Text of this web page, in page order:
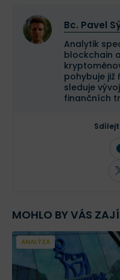
Bc. Pavel
Analytik
blockchain
pohybuje
sleduje
finančních
MOHLO BY VÁS
ANALÝZA